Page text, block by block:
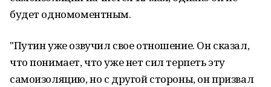
будет одномоментным.
"Путин уже озвучил свое отношение. Он сказал,
что понимает, что уже нет сил терпеть эту
самоизоляцию, но с другой стороны, он призвал